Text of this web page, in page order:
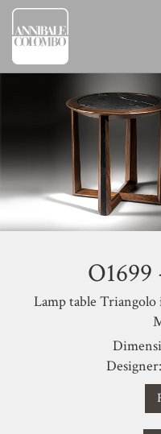
Lamp table
Designer: